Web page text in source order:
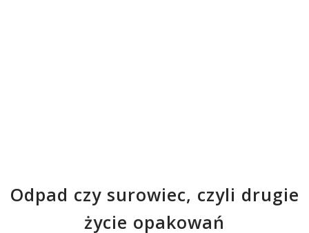
Odpad czy surowiec, czyli drugie
życie opakowań